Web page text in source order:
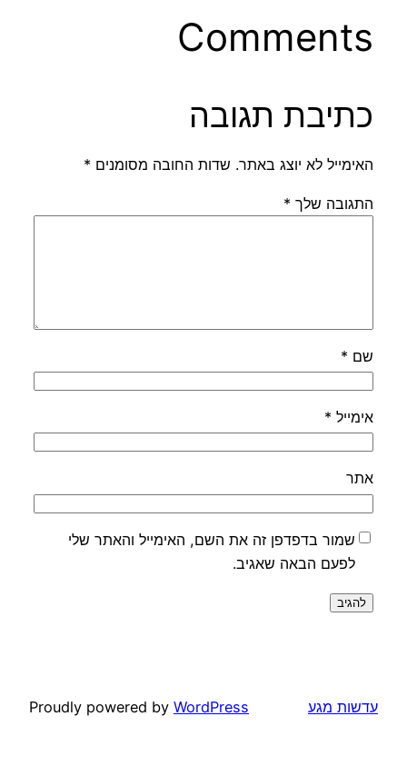
Comments
כתיבת תגובה
האימייל לא יוצג באתר. שדות החובה מסומנים *
התגובה שלך *
שם *
אימייל *
אתר
שמור בדפדפן זה את השם, האימייל והאתר שלי
לפעם הבאה שאגיב.
עדשות מגע Proudly powered by WordPress